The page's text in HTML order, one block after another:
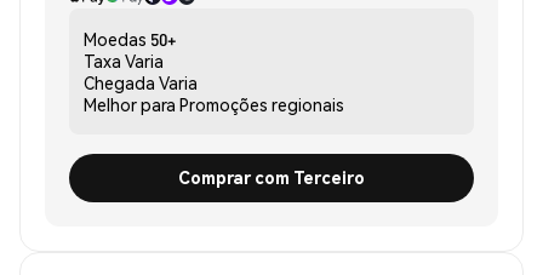
Moedas 50+
Taxa Varia
Chegada Varia
Melhor para Promoções regionais
Comprar com Terceiro